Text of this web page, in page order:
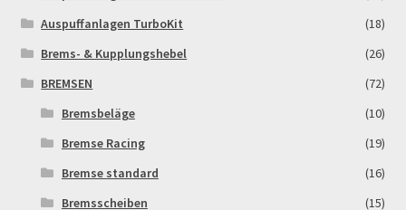
My Account
My Profile
Newsletter
Auspuffanlagen TurboKit
(18)
Brems- & Kupplungshebel
(26)
BREMSEN
(72)
Bremsbeläge
(10)
Bremse Racing
(19)
Bremse standard
(16)
Bremsscheiben
(15)